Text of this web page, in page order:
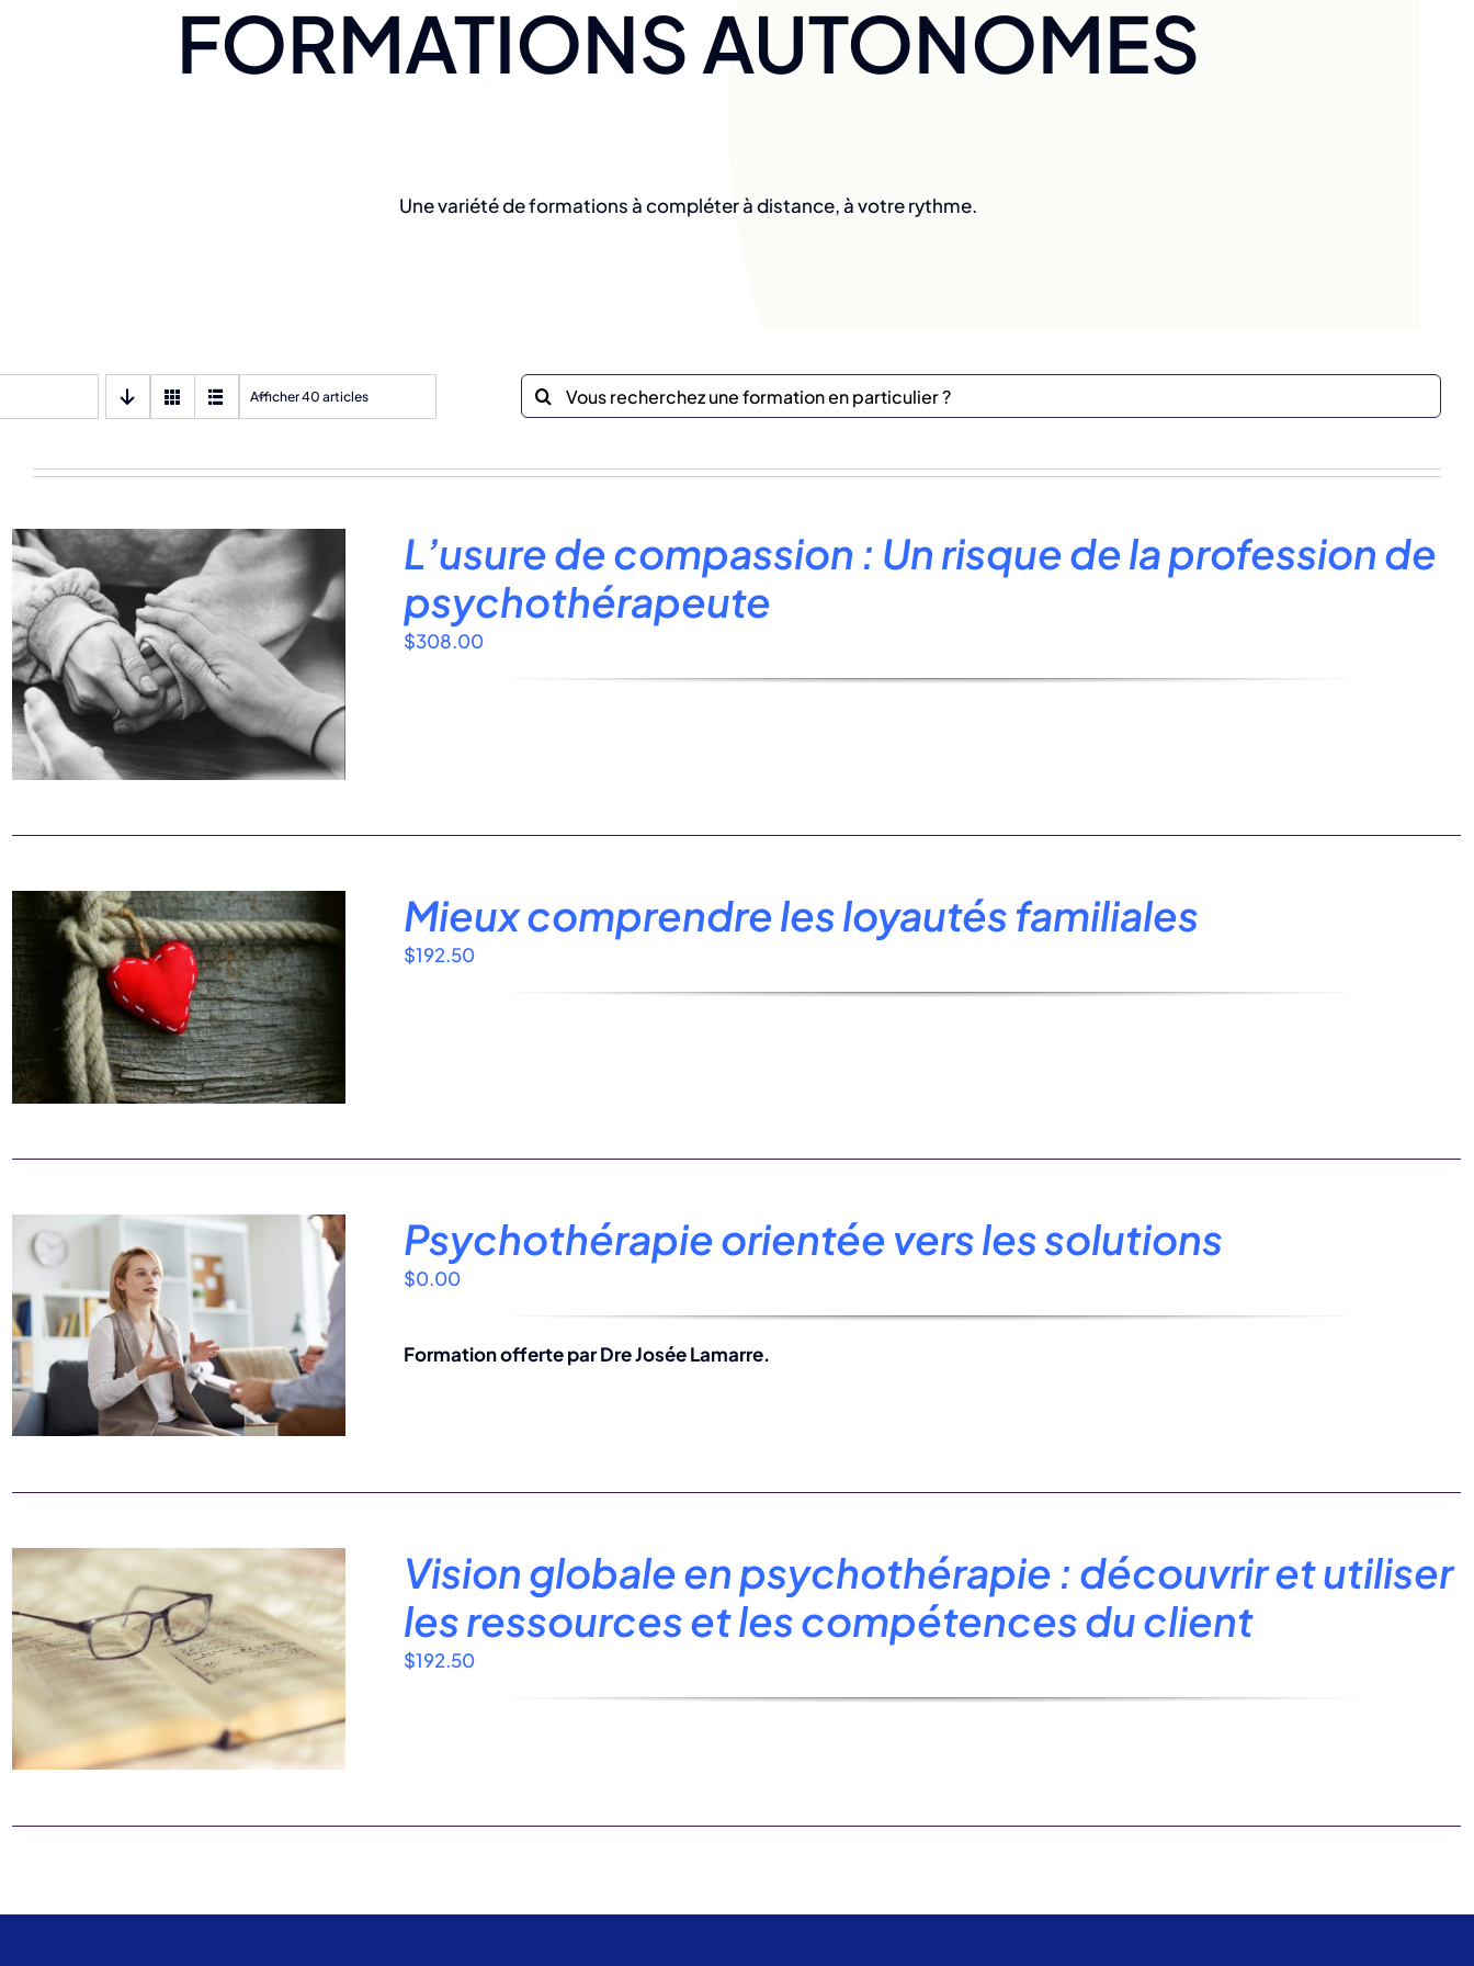
FORMATIONS AUTONOMES
Une variété de formations à compléter à distance, à votre rythme.
Afficher 40 articles
Recherche
sur
site
L’usure de compassion : Un risque de la profession de
psychothérapeute
$308.00
Mieux comprendre les loyautés familiales
$192.50
Psychothérapie orientée vers les solutions
$0.00
Formation offerte par Dre Josée Lamarre.
Vision globale en psychothérapie : découvrir et utiliser
les ressources et les compétences du client
$192.50